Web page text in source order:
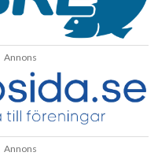
Annons
Annons